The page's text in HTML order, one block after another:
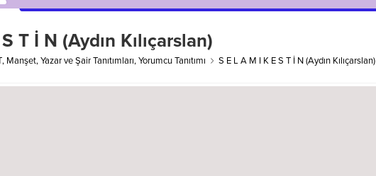
T İ N (Aydın Kılıçarslan)
, Manşet,Yazar ve Şair Tanıtımları,Yorumcu Tanıtımı S E L A M I K E S T İ N (Aydın Kılıçarslan)